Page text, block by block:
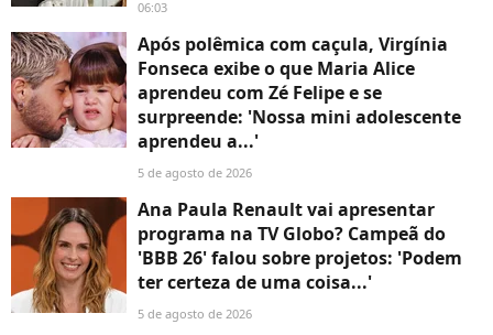
06:03
Após polêmica com caçula, Virgínia
Fonseca exibe o que Maria Alice
aprendeu com Zé Felipe e se
surpreende: 'Nossa mini adolescente
aprendeu a...'
5 de agosto de 2026
Ana Paula Renault vai apresentar
programa na TV Globo? Campeã do
'BBB 26' falou sobre projetos: 'Podem
ter certeza de uma coisa...'
5 de agosto de 2026